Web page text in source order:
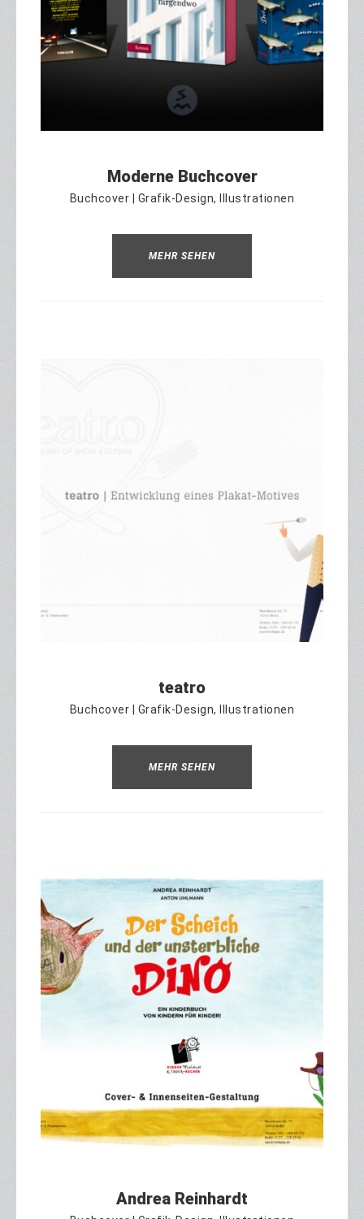
Moderne Buchcover
Buchcover | Grafik-Design, Illustrationen
MEHR SEHEN
teatro
Buchcover | Grafik-Design, Illustrationen
MEHR SEHEN
Andrea Reinhardt